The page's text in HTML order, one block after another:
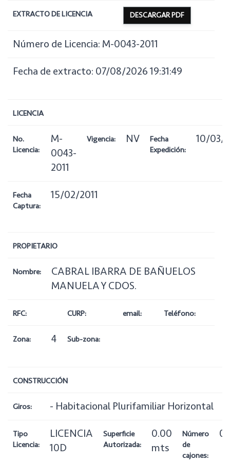
EXTRACTO DE LICENCIA DESCARGAR PDF
Número de Licencia: M-0043-2011
Fecha de extracto: 07/08/2026 19:31:49
LICENCIA
No.
Licencia:
M-
0043-
2011
Vigencia: NV
Fecha
Expedición:
10/03/
Fecha
Captura:
15/02/2011
PROPIETARIO
Nombre:
CABRAL IBARRA DE BAÑUELOS
MANUELA Y CDOS.
RFC: CURP: email: Teléfono:
Zona: 4 Sub-zona:
CONSTRUCCIÓN
Giros: - Habitacional Plurifamiliar Horizontal
Tipo
Licencia:
LICENCIA
10D
Superficie
Autorizada:
0.00
mts
Número
de
cajones:
0